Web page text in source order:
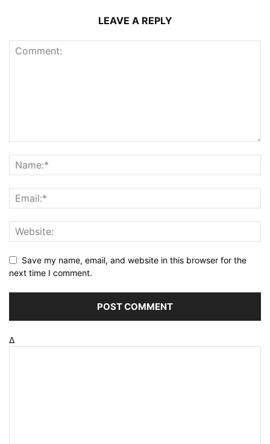
LEAVE A REPLY
Save my name, email, and website in this browser for the
next time I comment.
Δ